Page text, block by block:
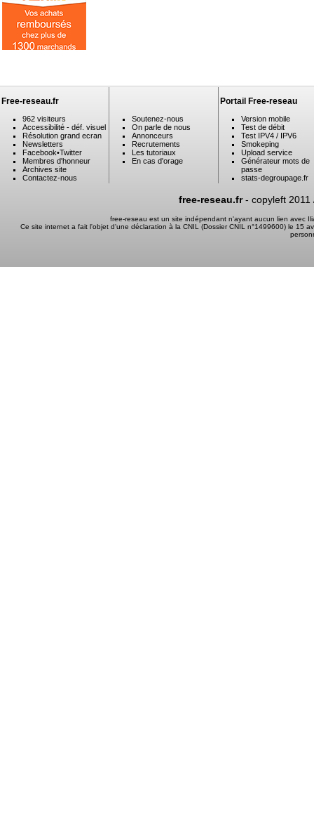
Free-reseau.fr
962 visiteurs
Accessibilité - déf. visuel
Résolution grand ecran
Newsletters
Facebook•Twitter
Membres d'honneur
Archives site
Contactez-nous
Soutenez-nous
On parle de nous
Annonceurs
Recrutements
Les tutoriaux
En cas d'orage
Portail Free-reseau
Version mobile
Test de débit
Test IPV4 / IPV6
Smokeping
Upload service
Générateur mots de
passe
stats-degroupage.fr
free-reseau.fr- copyleft 2011
free-reseau est un site indépendant n'ayant aucun lien avec
Ce site internet a fait l'objet d'une déclaration à la CNIL (Dossier CNIL n°1499600) le 15